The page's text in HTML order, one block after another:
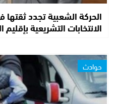
الحركة الشعبية تجدد
الانتخابات التشريعية بإقليم
حوادث